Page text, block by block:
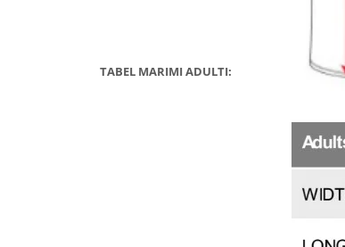
TABEL MARIMI ADULTI: